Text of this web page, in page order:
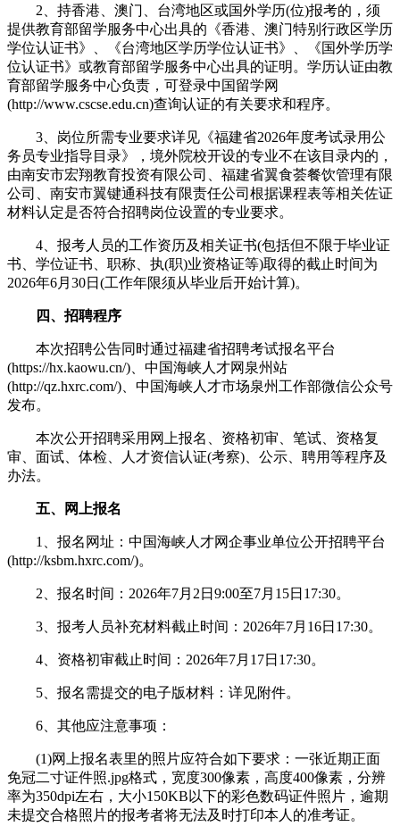
2、持香港、澳门、台湾地区或国外学历(位)报考的，须
提供教育部留学服务中心出具的《香港、澳门特别行政区学历
学位认证书》、《台湾地区学历学位认证书》、《国外学历学
位认证书》或教育部留学服务中心出具的证明。学历认证由教
育部留学服务中心负责，可登录中国留学网
(http://www.cscse.edu.cn)查询认证的有关要求和程序。
3、岗位所需专业要求详见《福建省2026年度考试录用公
务员专业指导目录》，境外院校开设的专业不在该目录内的，
由南安市宏翔教育投资有限公司、福建省翼食荟餐饮管理有限
公司、南安市翼键通科技有限责任公司根据课程表等相关佐证
材料认定是否符合招聘岗位设置的专业要求。
4、报考人员的工作资历及相关证书(包括但不限于毕业证
书、学位证书、职称、执(职)业资格证等)取得的截止时间为
2026年6月30日(工作年限须从毕业后开始计算)。
四、招聘程序
本次招聘公告同时通过福建省招聘考试报名平台
(https://hx.kaowu.cn/)、中国海峡人才网泉州站
(http://qz.hxrc.com/)、中国海峡人才市场泉州工作部微信公众号
发布。
本次公开招聘采用网上报名、资格初审、笔试、资格复
审、面试、体检、人才资信认证(考察)、公示、聘用等程序及
办法。
五、网上报名
1、报名网址：中国海峡人才网企事业单位公开招聘平台
(http://ksbm.hxrc.com/)。
2、报名时间：2026年7月2日9:00至7月15日17:30。
3、报考人员补充材料截止时间：2026年7月16日17:30。
4、资格初审截止时间：2026年7月17日17:30。
5、报名需提交的电子版材料：详见附件。
6、其他应注意事项：
(1)网上报名表里的照片应符合如下要求：一张近期正面
免冠二寸证件照.jpg格式，宽度300像素，高度400像素，分辨
率为350dpi左右，大小150KB以下的彩色数码证件照片，逾期
未提交合格照片的报考者将无法及时打印本人的准考证。